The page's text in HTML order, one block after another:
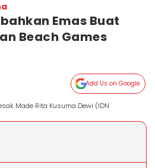
Emas Buat
Beach Games
Add Us on Google
Made Rita Kusuma Dewi (IDN